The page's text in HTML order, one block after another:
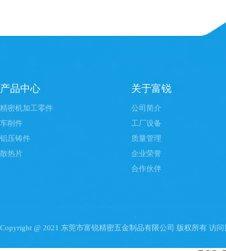
产品中心
精密机加工零件
车削件
铝压铸件
散热片
关于富锐
公司简介
工厂设备
质量管理
企业荣誉
合作伙伴
Copyright @ 2021 东莞市富锐精密五金制品有限公司 版权所有 访问